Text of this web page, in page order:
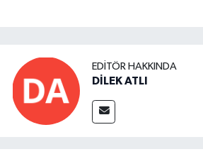
EDITÖR HAKKINDA
DİLEK ATLI